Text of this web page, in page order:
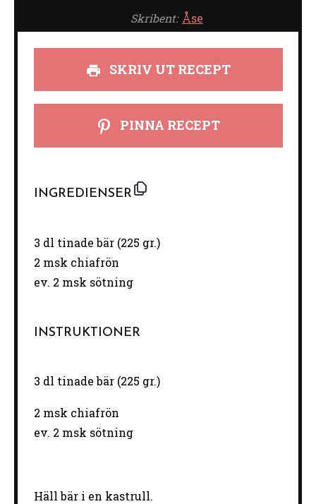
Skribent: Åse
SKRIV UT RECEPT
PINNA RECEPT
INGREDIENSER
3 dl tinade bär (225 gr.)
2 msk chiafrön
ev. 2 msk sötning
INSTRUKTIONER
3 dl tinade bär (225 gr.)
2 msk chiafrön
ev. 2 msk sötning
Häll bär i en kastrull.